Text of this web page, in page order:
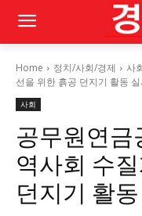
Home 정치/사회/경제 사
선을 위한 흙공 던지기 활동 실
사회
공무원연금
역사회 수
던지기 활